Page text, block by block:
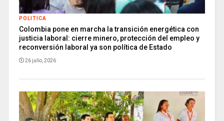
POLITICA
Colombia pone en marcha la transición energética con
justicia laboral: cierre minero, protección del empleo y
reconversión laboral ya son política de Estado
26 julio, 2026